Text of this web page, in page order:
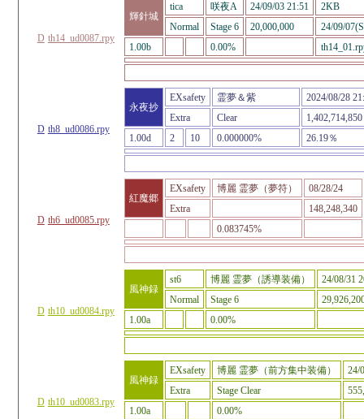
D th14_ud0087.rpy
輝針城
tica 咲夜A 24/09/03 21:51
2KB
Normal
Stage 6 20,000,000
24/09/
1.00b
0.00%
D th8_ud0086.rpy
永夜抄
EXsafety 霊夢＆紫
2024/08/28
Extra
Clear
1,402,714,850
1.00d
2 10 0.000000% 26.19％
D th6_ud0085.rpy
紅魔郷
EXsafety 博麗 霊夢（夢符）
08/28/24
Extra
148,248,340
0.083745%
D th10_ud0084.rpy
風神録
st6 博麗 霊夢（誘導装備）
24/08/31
Normal
Stage 6
1.00a
0.00%
D th10_ud0083.rpy
風神録
EXsafety 博麗 霊夢（前方集中装備）
24/
Extra
Stage Clear
1.00a
0.00%